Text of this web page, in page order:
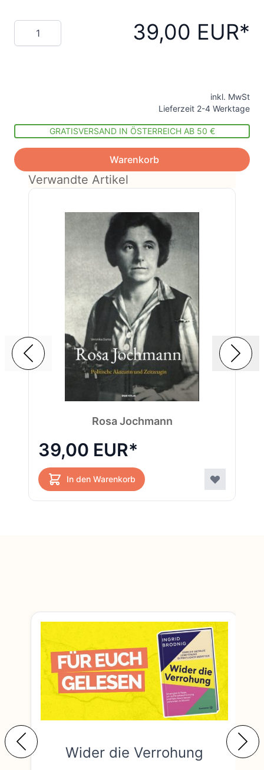
Menge 39,00 EUR
inkl. MwSt
Lieferzeit 2-4 Werktage
GRATISVERSAND IN ÖSTERREICH AB 50 €
Warenkorb
Verwandte Artikel
Die Navigation durch die Elemente des
Drücken Sie, um das Karussell zu
Drücken Sie, um zur Karussell-
Rosa Jochmann
39,00 EUR
In den Warenkorb
Wider die Verrohung